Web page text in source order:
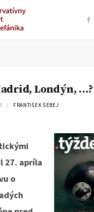
F
e
o
o
k
Londýn, …?
FRANTIŠEK ŠEBEJ
27. apríla
o